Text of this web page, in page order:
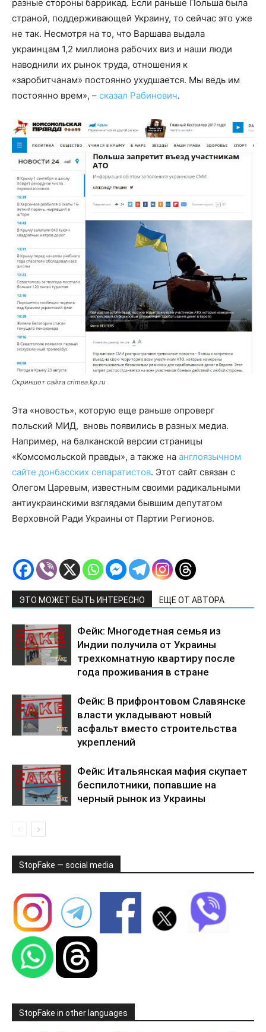
разные стороны баррикад. Если раньше Польша была
страной, поддерживающей Украину, то сейчас это уже
не так. Несмотря на то, что Варшава выдала
украинцам 1,2 миллиона рабочих виз и наши люди
наводнили их рынок труда, отношения к
«заробитчанам» постоянно ухудшается. Мы ведь им
постоянно врем», – сказал Рабинович.
Скриншот сайта crimea.kp.ru
Эта «новость», которую еще раньше опроверг
польский МИД, вновь появились в разных медиа.
Например, на балканской версии страницы
«Комсомольской правды», а также на англоязычном
сайте донбасских сепаратистов. Этот сайт связан с
Олегом Царевым, известным своими радикальными
антиукраинскими взглядами бывшим депутатом
Верховной Ради Украины от Партии Регионов.
ЭТО МОЖЕТ БЫТЬ ИНТЕРЕСНО ЕЩЕ ОТ АВТОРА
Фейк: Многодетная семья из
Индии получила от Украины
трехкомнатную квартиру после
года проживания в стране
Фейк: В прифронтовом Славянске
власти укладывают новый
асфальт вместо строительства
укреплений
Фейк: Итальянская мафия скупает
беспилотники, попавшие на
черный рынок из Украины
StopFake — social media
StopFake in other languages